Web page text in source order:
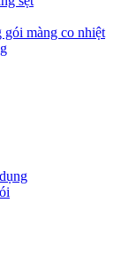
gói màng co nhiệt